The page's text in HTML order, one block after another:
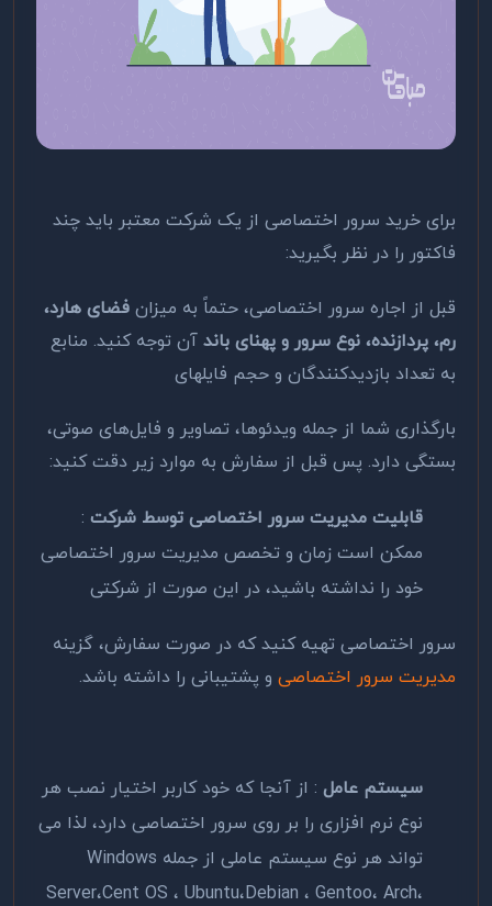
برای خرید سرور اختصاصی از یک شرکت معتبر باید چند
فاکتور را در نظر بگیرید:
قبل از اجاره سرور اختصاصی، حتماً به میزان فضای هارد،
رم، پردازنده، نوع سرور و پهنای باند آن توجه کنید. منابع
به تعداد بازدیدکنندگان و حجم فایل­های
بارگذاری شما از جمله ویدئوها، تصاویر و فایل‌های صوتی،
بستگی دارد. پس قبل از سفارش به موارد زیر دقت کنید:
قابلیت مدیریت سرور اختصاصی توسط شرکت :
ممکن است زمان و تخصص مدیریت سرور اختصاصی
خود را نداشته باشید، در این صورت از شرکتی
سرور اختصاصی تهیه کنید که در صورت سفارش، گزینه
مدیریت سرور اختصاصی و پشتیبانی را داشته باشد.
سیستم عامل : از آنجا که خود کاربر اختیار نصب هر
نوع نرم افزاری را بر روی سرور اختصاصی دارد، لذا می
تواند هر نوع سیستم عاملی از جمله Windows
Server،Cent OS ، Ubuntu،Debian ، Gentoo، Arch،